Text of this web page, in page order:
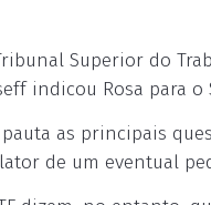
Superior do
indicou Rosa para o
as principais
de um eventual